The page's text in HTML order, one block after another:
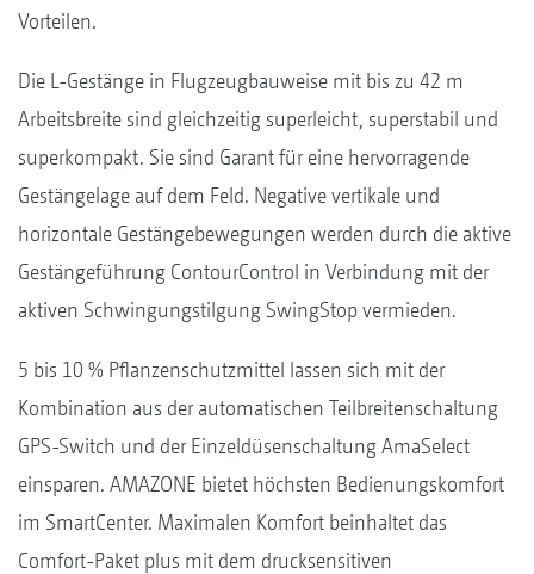
Vorteilen.
Die L-Gestänge in Flugzeugbauweise mit bis zu 42 m
Arbeitsbreite sind gleichzeitig superleicht, superstabil und
superkompakt. Sie sind Garant für eine hervorragende
Gestängelage auf dem Feld. Negative vertikale und
horizontale Gestängebewegungen werden durch die aktive
Gestängeführung ContourControl in Verbindung mit der
aktiven Schwingungstilgung SwingStop vermieden.
5 bis 10 % Pflanzenschutzmittel lassen sich mit der
Kombination aus der automatischen Teilbreitenschaltung
GPS-Switch und der Einzeldüsenschaltung AmaSelect
einsparen. AMAZONE bietet höchsten Bedienungskomfort
im SmartCenter. Maximalen Komfort beinhaltet das
Comfort-Paket plus mit dem drucksensitiven